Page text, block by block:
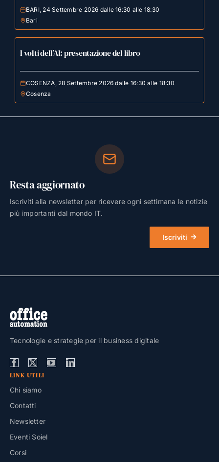
BARI, 24 Settembre 2026 dalle 16:30 alle 18:30
Bari
I volti dell’AI: presentazione del libro
COSENZA, 28 Settembre 2026 dalle 16:30 alle 18:30
Cosenza
Resta aggiornato
Iscriviti alla newsletter per ricevere ogni settimana le notizie
più importanti dal mondo IT.
Iscriviti
Tecnologie e strategie per il business digitale
LINK UTILI
Chi siamo
Contatti
Newsletter
Eventi Soiel
Corsi